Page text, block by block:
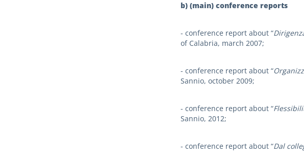
b) (main) conference reports
- conference report about “
of Calabria, march 2007;
- conference report about “
Sannio, october 2009;
- conference report about “
Sannio, 2012;
- conference report about “Dal